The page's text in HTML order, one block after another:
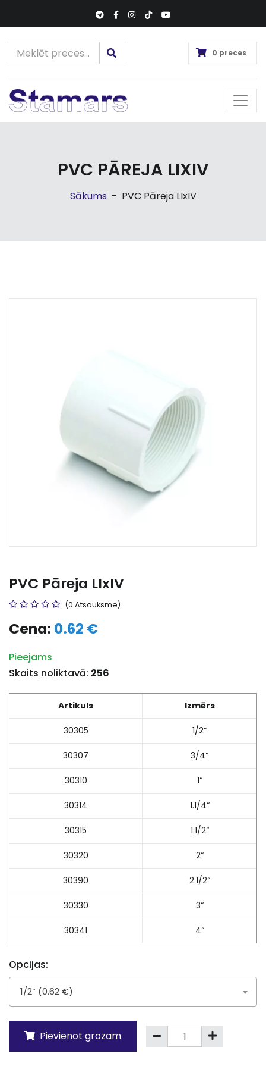
0 preces
PVC PĀREJA LIXIV
Sākums - PVC Pāreja LIxIV
PVC Pāreja LIxIV
(0 Atsauksme)
Cena: 0.62 €
Pieejams
Skaits noliktavā: 256
Artikuls Izmērs
30305 1/2“
30307 3/4“
30310 1“
30314 1.1/4“
30315 1.1/2“
30320 2“
30390 2.1/2“
30330 3“
30341 4“
Opcijas:
1/2“ (0.62 €)
Pievienot grozam